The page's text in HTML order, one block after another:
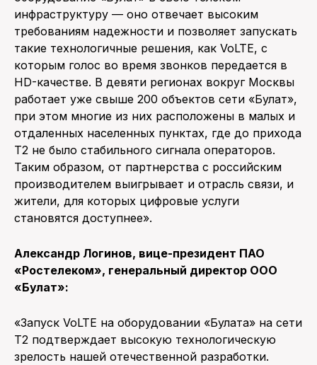
инфраструктуру — оно отвечает высоким
требованиям надежности и позволяет запускать
такие технологичные решения, как VoLTE, с
которым голос во время звонков передается в
HD-качестве. В девяти регионах вокруг Москвы
работает уже свыше 200 объектов сети «Булат»,
при этом многие из них расположены в малых и
отдаленных населенных пунктах, где до прихода
T2 не было стабильного сигнала операторов.
Таким образом, от партнерства с российским
производителем выигрывает и отрасль связи, и
жители, для которых цифровые услуги
становятся доступнее».
Александр Логинов, вице-президент ПАО
«Ростелеком», генеральный директор ООО
«Булат»:
«Запуск VoLTE на оборудовании «Булата» на сети
Т2 подтверждает высокую технологическую
зрелость нашей отечественной разработки.